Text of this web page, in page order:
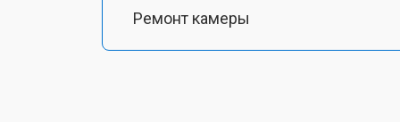
Ремонт камеры